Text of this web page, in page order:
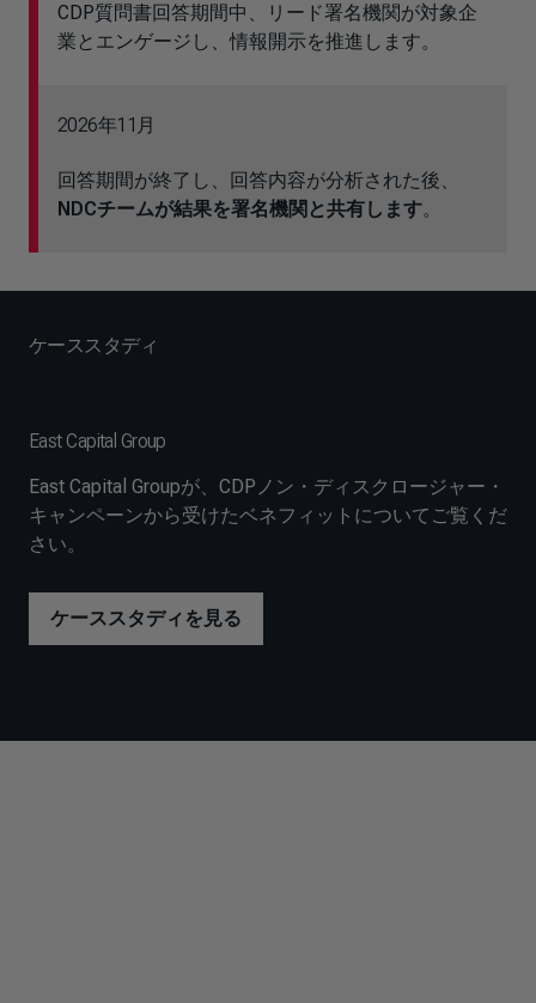
CDP質問書回答期間中、リード署名機関が対象企
業とエンゲージし、情報開示を推進します。
2026年11月
回答期間が終了し、回答内容が分析された後、
NDCチームが結果を署名機関と共有します。
ケーススタディ
East Capital Group
East Capital Groupが、CDPノン・ディスクロージャー・
キャンペーンから受けたベネフィットについてご覧くだ
さい。
ケーススタディを見る